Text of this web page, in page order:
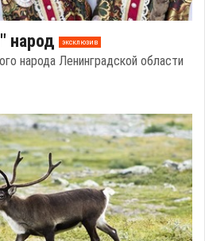
народ эксклюзив
народа Ленинградской области